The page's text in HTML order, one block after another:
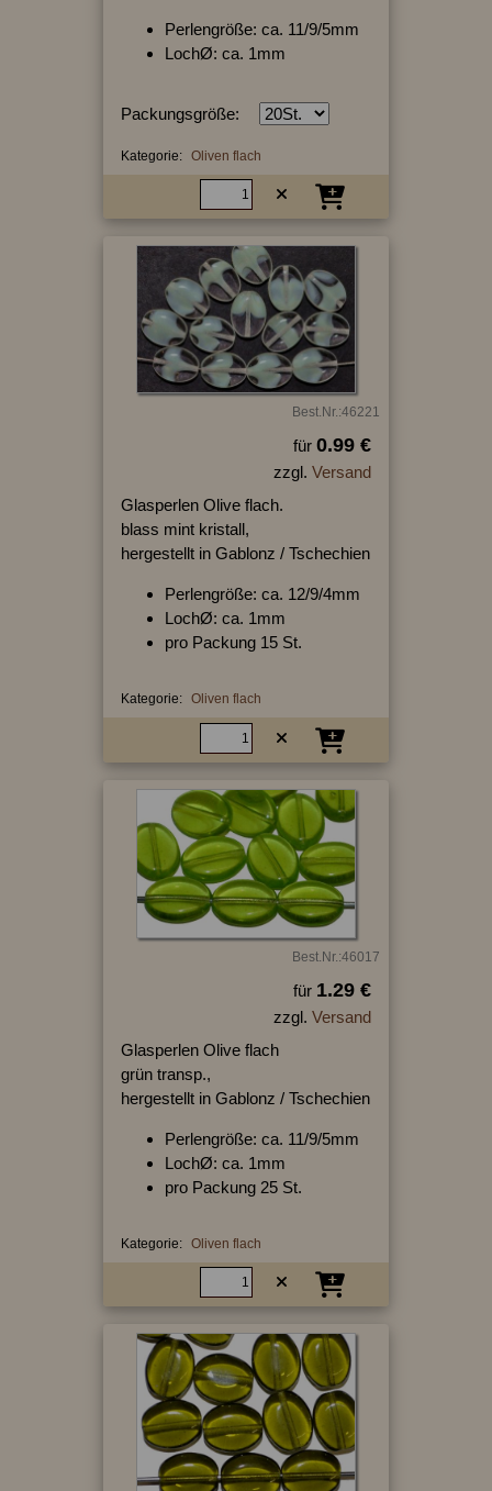
Perlengröße: ca. 11/9/5mm
LochØ: ca. 1mm
Packungsgröße:
Kategorie: Oliven flach
Best.Nr.:46221
für 0.99 €
zzgl. Versand
Glasperlen Olive flach.
blass mint kristall,
hergestellt in Gablonz / Tschechien
Perlengröße: ca. 12/9/4mm
LochØ: ca. 1mm
pro Packung 15 St.
Kategorie: Oliven flach
Best.Nr.:46017
für 1.29 €
zzgl. Versand
Glasperlen Olive flach
grün transp.,
hergestellt in Gablonz / Tschechien
Perlengröße: ca. 11/9/5mm
LochØ: ca. 1mm
pro Packung 25 St.
Kategorie: Oliven flach